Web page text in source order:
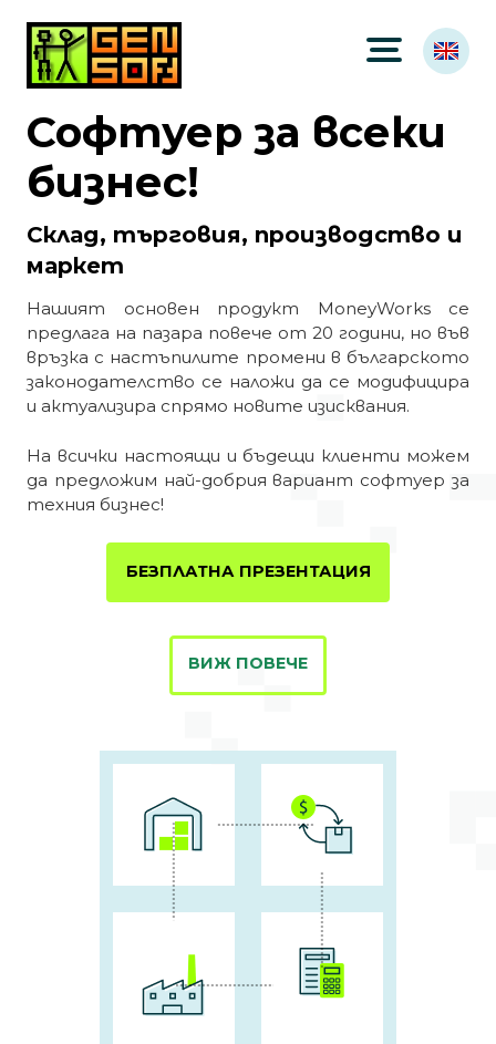
Софтуер за всеки
бизнес!
Склад, търговия, производство и
маркет
Нашият основен продукт MoneyWorks се
предлага на пазара повече от 20 години, но във
връзка с настъпилите промени в българското
законодателство се наложи да се модифицира
и актуализира спрямо новите изисквания.
На всички настоящи и бъдещи клиенти можем
да предложим най-добрия вариант софтуер за
техния бизнес!
БЕЗПЛАТНА ПРЕЗЕНТАЦИЯ
ВИЖ ПОВЕЧЕ